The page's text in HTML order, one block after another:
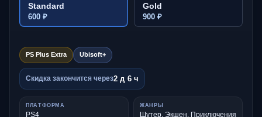
Standard
600 ₽
Gold
900 ₽
PS Plus Extra Ubisoft+
Скидка закончится через2 д 6 ч
ПЛАТФОРМА
PS4
ЖАНРЫ
Шутер, Экшен, Приключения